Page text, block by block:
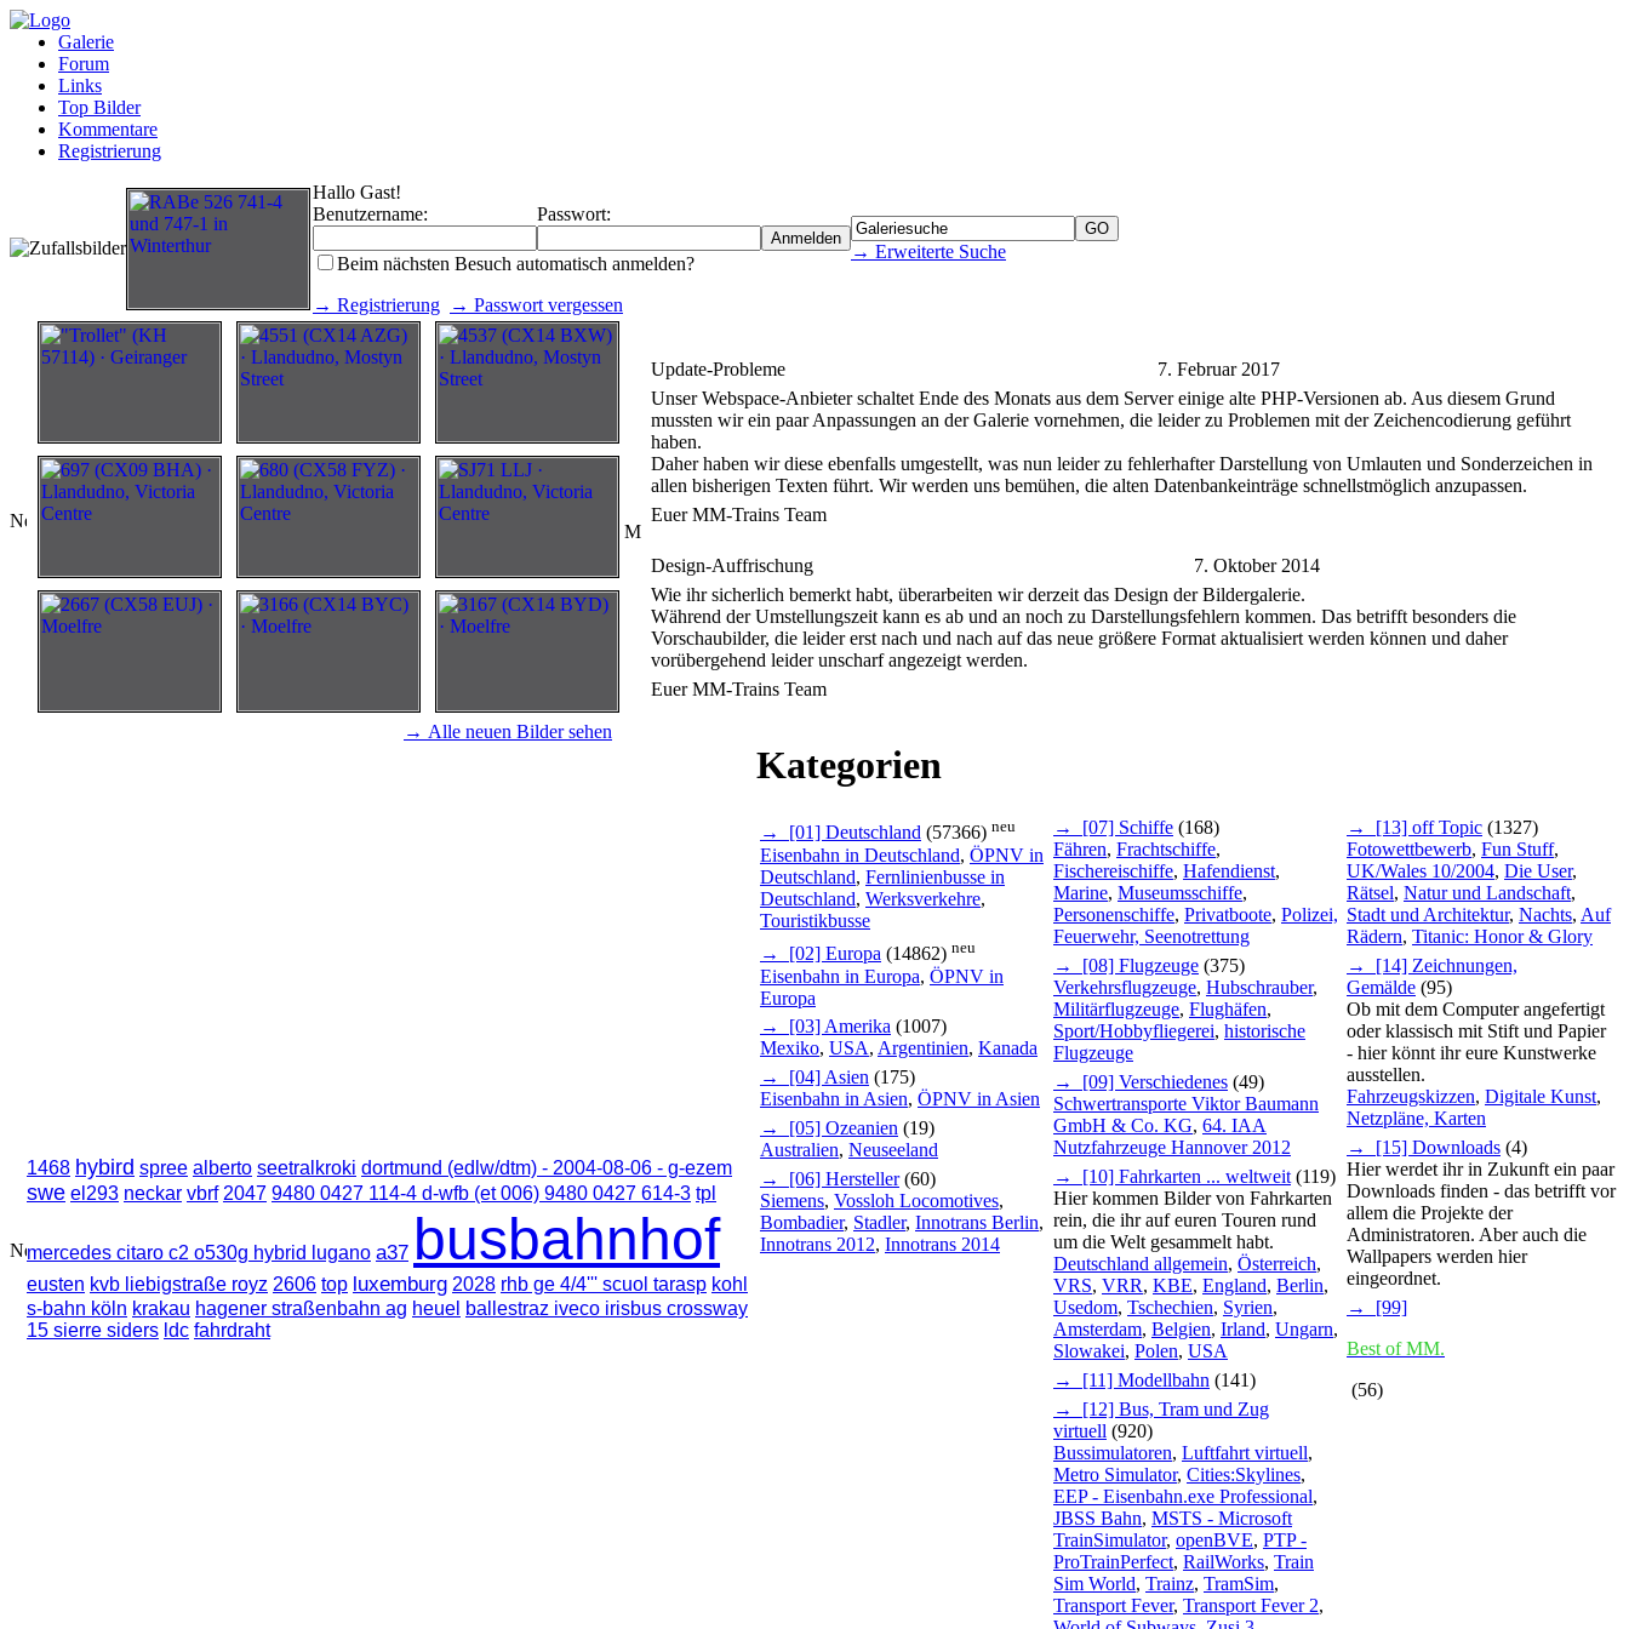
Galerie
Forum
Links
Top Bilder
Kommentare
Registrierung
Hallo Gast!
Benutzername:
Passwort:
Beim nächsten Besuch automatisch anmelden?
→ Registrierung
→ Passwort vergessen
→ Erweiterte Suche
→ Alle neuen Bilder sehen
Update-Probleme
7. Februar 2017
Unser Webspace-Anbieter schaltet Ende des Monats aus dem Server einige alte PHP-Versionen ab. Aus diesem Grund
mussten wir ein paar Anpassungen an der Galerie vornehmen, die leider zu Problemen mit der Zeichencodierung geführt
haben.
Daher haben wir diese ebenfalls umgestellt, was nun leider zu fehlerhafter Darstellung von Umlauten und Sonderzeichen in
allen bisherigen Texten führt. Wir werden uns bemühen, die alten Datenbankeinträge schnellstmöglich anzupassen.
Euer MM-Trains Team
Design-Auffrischung
7. Oktober 2014
Wie ihr sicherlich bemerkt habt, überarbeiten wir derzeit das Design der Bildergalerie.
Während der Umstellungszeit kann es ab und an noch zu Darstellungsfehlern kommen. Das betrifft besonders die
Vorschaubilder, die leider erst nach und nach auf das neue größere Format aktualisiert werden können und daher
vorübergehend leider unscharf angezeigt werden.
Euer MM-Trains Team
1468 hybird spree alberto seetralkroki dortmund (edlw/dtm) - 2004-08-06 - g-ezem
swe el293 neckar vbrf 2047 9480 0427 114-4 d-wfb (et 006) 9480 0427 614-3 tpl
mercedes citaro c2 o530g hybrid lugano a37 busbahnhof
eusten kvb liebigstraße royz 2606 top luxemburg 2028 rhb ge 4/4''' scuol tarasp kohl
s-bahn köln krakau hagener straßenbahn ag heuel ballestraz iveco irisbus crossway
15 sierre siders ldc fahrdraht
Kategorien
→ [01] Deutschland (57366) neu
Eisenbahn in Deutschland, ÖPNV in
Deutschland, Fernlinienbusse in
Deutschland, Werksverkehre,
Touristikbusse
→ [02] Europa (14862) neu
Eisenbahn in Europa, ÖPNV in
Europa
→ [03] Amerika (1007)
Mexiko, USA, Argentinien, Kanada
→ [04] Asien (175)
Eisenbahn in Asien, ÖPNV in Asien
→ [05] Ozeanien (19)
Australien, Neuseeland
→ [06] Hersteller(60)
Siemens, Vossloh Locomotives,
Bombadier, Stadler, Innotrans Berlin,
Innotrans 2012, Innotrans 2014
→ [07] Schiffe (168)
Fähren, Frachtschiffe,
Fischereischiffe, Hafendienst,
Marine, Museumsschiffe,
Personenschiffe, Privatboote, Polizei,
Feuerwehr, Seenotrettung
→ [08] Flugzeuge (375)
Verkehrsflugzeuge, Hubschrauber,
Militärflugzeuge, Flughäfen,
Sport/Hobbyfliegerei, historische
Flugzeuge
→ [09] Verschiedenes (49)
Schwertransporte Viktor Baumann
GmbH & Co. KG, 64. IAA
Nutzfahrzeuge Hannover 2012
→ [10] Fahrkarten ... weltweit(119)
Hier kommen Bilder von Fahrkarten
rein, die ihr auf euren Touren rund
um die Welt gesammelt habt.
Deutschland allgemein, Österreich,
VRS, VRR, KBE, England, Berlin,
Usedom, Tschechien, Syrien,
Amsterdam, Belgien, Irland, Ungarn,
Slowakei, Polen, USA
→ [11] Modellbahn (141)
→ [12] Bus, Tram und Zug
virtuell (920)
Bussimulatoren, Luftfahrt virtuell,
Metro Simulator, Cities:Skylines,
EEP - Eisenbahn.exe Professional,
JBSS Bahn, MSTS - Microsoft
TrainSimulator, openBVE, PTP -
ProTrainPerfect, RailWorks, Train
Sim World, Trainz, TramSim,
Transport Fever, Transport Fever 2,
→ [13] off Topic (1327)
Fotowettbewerb, Fun Stuff,
UK/Wales 10/2004, Die User,
Rätsel, Natur und Landschaft,
Stadt und Architektur, Nachts, Auf
Rädern, Titanic: Honor & Glory
→ [14] Zeichnungen,
Gemälde (95)
Ob mit dem Computer angefertigt
oder klassisch mit Stift und Papier
- hier könnt ihr eure Kunstwerke
ausstellen.
Fahrzeugskizzen, Digitale Kunst,
Netzpläne, Karten
→ [15] Downloads (4)
Hier werdet ihr in Zukunft ein paar
Downloads finden - das betrifft vor
allem die Projekte der
Administratoren. Aber auch die
Wallpapers werden hier
eingeordnet.
→ [99]
Best of MM.
(56)